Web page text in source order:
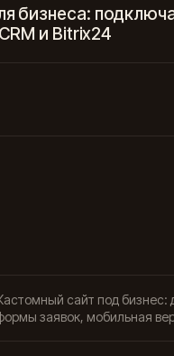
бизнеса:
и Bitrix24
сайт под бизнес:
заявок, мобильная